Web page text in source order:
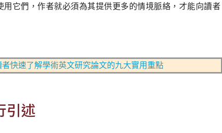
它們，作者就必須為其提供更多的情境脈絡，才能向讀者
快速了解學術英文研究論文的九大實用重點
引述